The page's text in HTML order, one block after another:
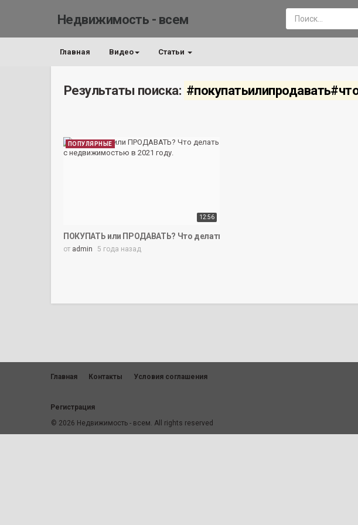
Недвижимость - всем
Главная Видео Статьи
Результаты поиска:
12:56
ПОПУЛЯРНЫЕ
ПОКУПАТЬ или ПРОДАВАТЬ? Что делать с недвижимостью в 2021 году.
от admin 5 года назад
Главная Контакты Условия соглашения
Регистрация
© 2026 Недвижимость - всем. All rights reserved